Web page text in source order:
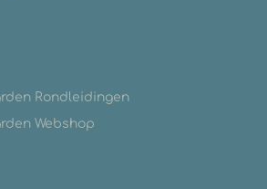
Rondleidingen
Webshop